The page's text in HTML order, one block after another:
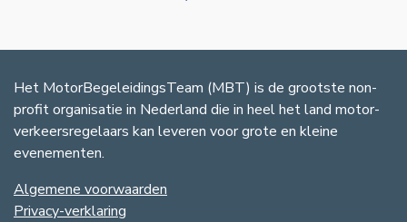
Het MotorBegeleidingsTeam (MBT) is de grootste non-
profit organisatie in Nederland die in heel het land motor-
verkeersregelaars kan leveren voor grote en kleine
evenementen.
Algemene voorwaarden
​Privacy-verklaring​